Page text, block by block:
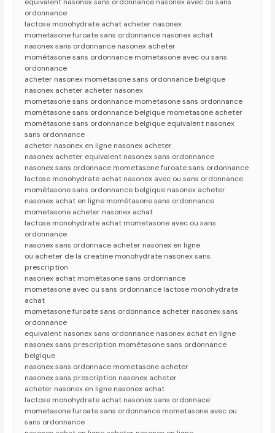
ordonnance
lactose monohydrate achat acheter nasonex
mometasone furoate sans ordonnance nasonex achat
nasonex sans ordonnance nasonex acheter
mométasone sans ordonnance mometasone avec ou sans
ordonnance
acheter nasonex mométasone sans ordonnance belgique
nasonex acheter acheter nasonex
mometasone sans ordonnance mometasone sans ordonnance
mométasone sans ordonnance belgique mometasone acheter
mométasone sans ordonnance belgique equivalent nasonex
sans ordonnance
acheter nasonex en ligne nasonex acheter
nasonex acheter equivalent nasonex sans ordonnance
nasonex sans ordonnace mometasone furoate sans ordonnance
lactose monohydrate achat nasonex avec ou sans ordonnance
mométasone sans ordonnance belgique nasonex acheter
nasonex achat en ligne mométasone sans ordonnance
mometasone acheter nasonex achat
lactose monohydrate achat mometasone avec ou sans
ordonnance
nasonex sans ordonnace acheter nasonex en ligne
ou acheter de la creatine monohydrate nasonex sans
prescription
nasonex achat mométasone sans ordonnance
mometasone avec ou sans ordonnance lactose monohydrate
achat
mometasone furoate sans ordonnance acheter nasonex sans
ordonnance
equivalent nasonex sans ordonnance nasonex achat en ligne
nasonex sans prescription mométasone sans ordonnance
belgique
nasonex sans ordonnace mometasone acheter
nasonex sans prescription nasonex acheter
acheter nasonex en ligne nasonex achat
lactose monohydrate achat nasonex sans ordonnace
mometasone furoate sans ordonnance mometasone avec ou
sans ordonnance